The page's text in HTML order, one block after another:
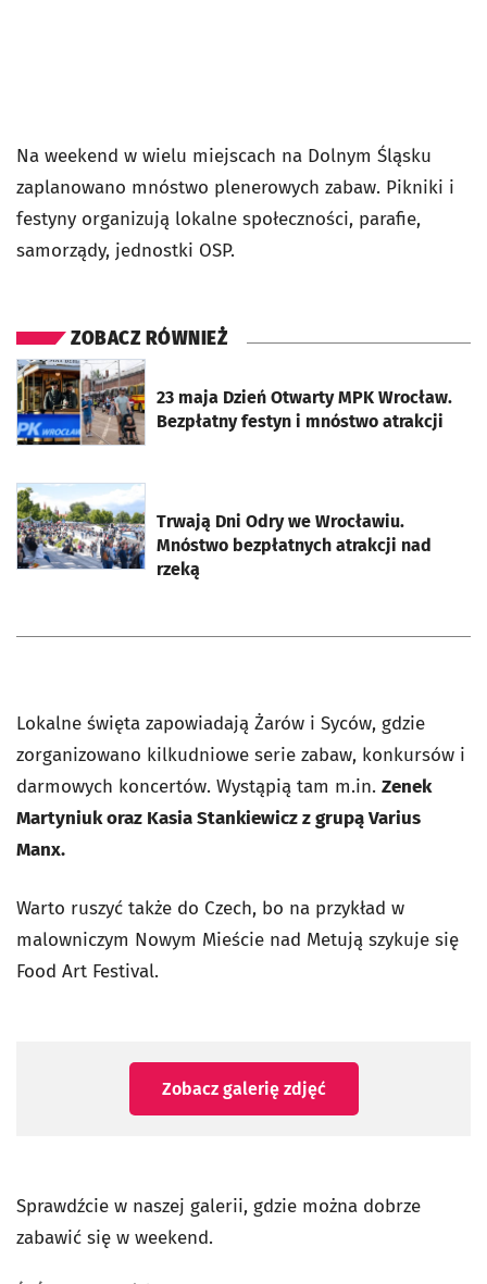
Na weekend w wielu miejscach na Dolnym Śląsku
zaplanowano mnóstwo plenerowych zabaw. Pikniki i
festyny organizują lokalne społeczności, parafie,
samorządy, jednostki OSP.
ZOBACZ RÓWNIEŻ
23 maja Dzień Otwarty MPK Wrocław.
Bezpłatny festyn i mnóstwo atrakcji
otworzy się w nowej karcie
Trwają Dni Odry we Wrocławiu.
Mnóstwo bezpłatnych atrakcji nad
rzeką
otworzy się w nowej karcie
Lokalne święta zapowiadają Żarów i Syców, gdzie
zorganizowano kilkudniowe serie zabaw, konkursów i
darmowych koncertów. Wystąpią tam m.in. Zenek
Martyniuk oraz Kasia Stankiewicz z grupą Varius
Manx.
Warto ruszyć także do Czech, bo na przykład w
malowniczym Nowym Mieście nad Metują szykuje się
Food Art Festival.
Zobacz galerię zdjęć
Sprawdźcie w naszej galerii, gdzie można dobrze
zabawić się w weekend.